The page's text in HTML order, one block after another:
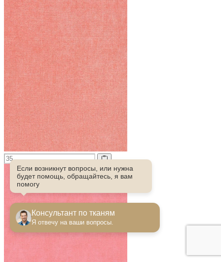
Если возникнут вопросы, или нужна
будет помощь, обращайтесь, я вам
помогу
Консультант по тканям
Я отвечу на ваши вопросы.